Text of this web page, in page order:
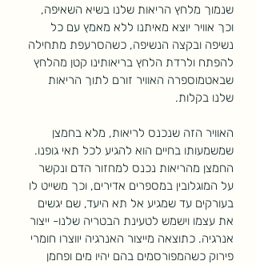
שנמוך מלחץ הריאות שלנו בשיא השאיפה,
וכך אוויר יוצא מאיתנו ללא מאמץ עם כל
נשיפה ובקצה הנשיפה, כשהסרעפת מתחילה
להפתח ולרדת הלחץ בריאותינו קטן מהלחץ
שבאטמוספרה האוויר זורם לתוך הריאות
שלנו בקלות.
האוויר הזה שנכנס לריאות, מלא בחמצן
שמשמעותו בחיים הוא להגיע לכל תאי גופנו.
החמצן מהריאות נכנס למחזור הדם ונקשר
על המוגלובין במספרים אדירים, וכך משייט לו
בעורקים עד שמגיע אל תא היעד, שם יגשים
את עצמו וישמש לטעינת הבטריה שלנו- ייצור
אנרגיה. כתוצאה מייצור האנרגיה יווצרו חומרי
פירוק כשהמפורסמים בהם יהיו מים ופחמן